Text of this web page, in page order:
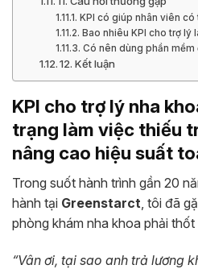
KPI có giúp nhân viên có
Bao nhiêu KPI cho trợ lý
Có nên dùng phần mềm
12. Kết luận
KPI cho trợ lý nha
trạng làm việc thiếu
nâng cao hiệu suất
Trong suốt hành trình gần 20
hành tại Greenstarct , tôi đã
phòng khám nha khoa phải
“Vân ơi, tại sao anh trả lương